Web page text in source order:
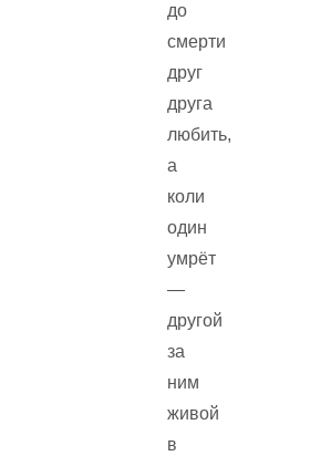
до
смерти
друг
друга
любить,
а
коли
один
умрёт
—
другой
за
ним
живой
в